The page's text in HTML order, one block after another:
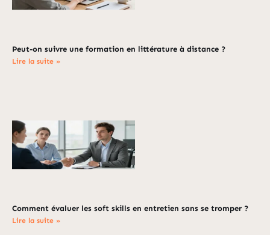
Peut-on suivre une formation en littérature à distance ?
Lire la suite »
Comment évaluer les soft skills en entretien sans se tromper ?
Lire la suite »